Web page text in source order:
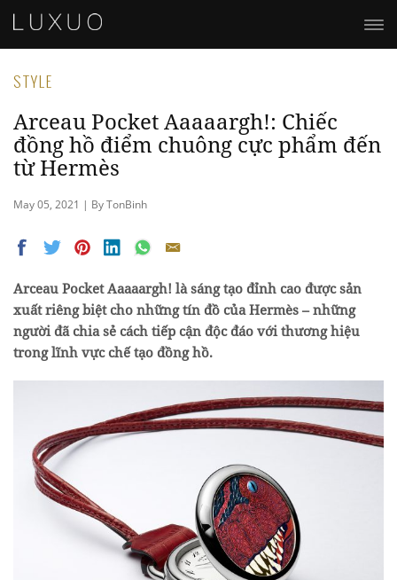
STYLE
Arceau Pocket Aaaaargh!: Chiếc
đồng hồ điểm chuông cực phẩm đến
từ Hermès
May 05, 2021 | By TonBinh
Arceau Pocket Aaaaargh! là sáng tạo đỉnh cao được sản
xuất riêng biệt cho những tín đồ của Hermès – những
người đã chia sẻ cách tiếp cận độc đáo với thương hiệu
trong lĩnh vực chế tạo đồng hồ.